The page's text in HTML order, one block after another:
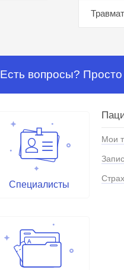
Есть вопросы?
Специалисты
Мои